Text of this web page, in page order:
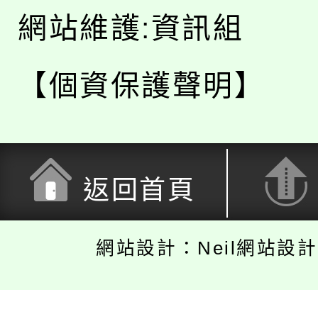
網站維護:資訊組
【個資保護聲明】
返回首頁
網站設計：Neil網站設